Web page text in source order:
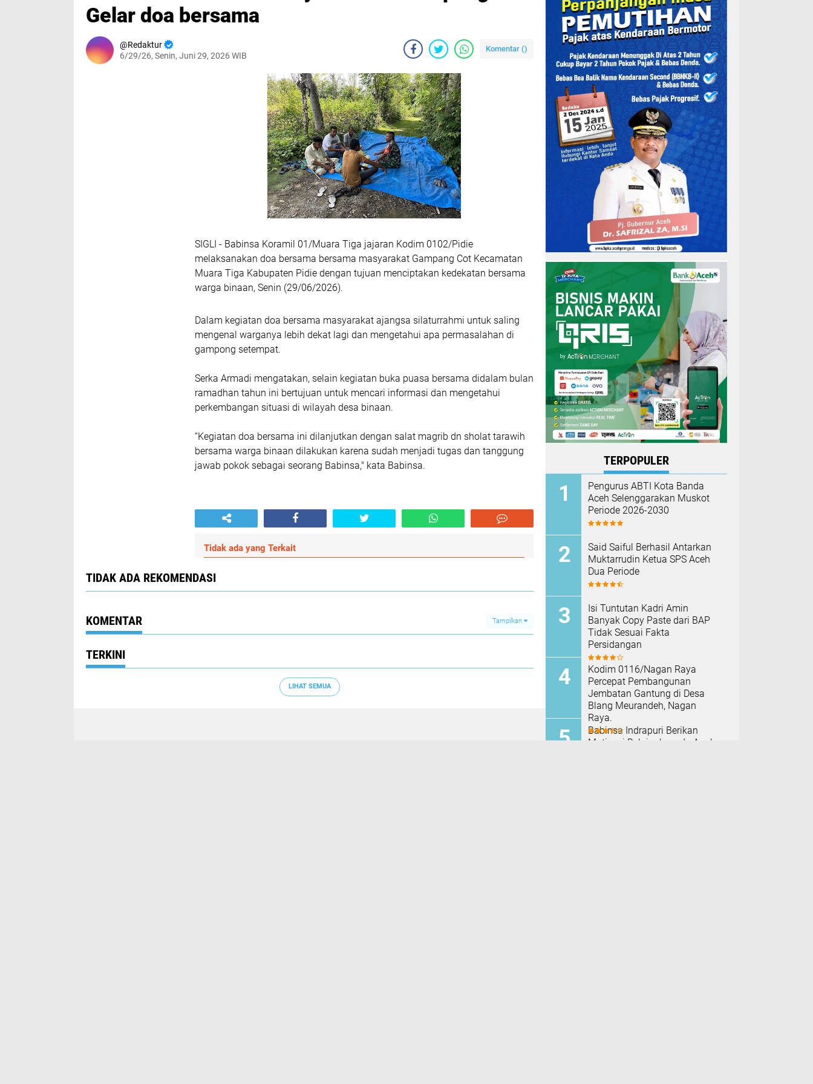
Gelar doa bersama
Redaktur
6/29/26, Senin, Juni 29, 2026 WIB
Komentar ()
SIGLI - Babinsa Koramil 01/Muara Tiga jajaran Kodim 0102/Pidie
melaksanakan doa bersama bersama masyarakat Gampang Cot Kecamatan
Muara Tiga Kabupaten Pidie dengan tujuan menciptakan kedekatan bersama
warga binaan, Senin (29/06/2026).
Dalam kegiatan doa bersama masyarakat ajangsa silaturrahmi untuk saling
mengenal warganya lebih dekat lagi dan mengetahui apa permasalahan di
gampong setempat.
Serka Armadi mengatakan, selain kegiatan buka puasa bersama didalam bulan
ramadhan tahun ini bertujuan untuk mencari informasi dan mengetahui
perkembangan situasi di wilayah desa binaan.
“Kegiatan doa bersama ini dilanjutkan dengan salat magrib dn sholat tarawih
bersama warga binaan dilakukan karena sudah menjadi tugas dan tanggung
jawab pokok sebagai seorang Babinsa," kata Babinsa.
Tidak ada yang Terkait
TIDAK ADA REKOMENDASI
KOMENTAR Tampilkan
TERKINI
LIHAT SEMUA
TERPOPULER
Pengurus ABTI Kota Banda
Aceh Selenggarakan Muskot
Periode 2026-2030
Said Saiful Berhasil Antarkan
Muktarrudin Ketua SPS Aceh
Dua Periode
Isi Tuntutan Kadri Amin
Banyak Copy Paste dari BAP
Tidak Sesuai Fakta
Persidangan
Kodim 0116/Nagan Raya
Percepat Pembangunan
Jembatan Gantung di Desa
Blang Meurandeh, Nagan
Raya.
Babinsa Indrapuri Berikan
Motivasi Belajar kepada Anak-